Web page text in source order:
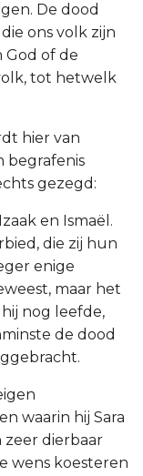
De dood
ons volk zijn
God of de
tot hetwelk
hier van
begrafenis
gezegd:
en Ismaël.
die zij hun
enige
maar het
nog leefde,
de dood
waarin hij Sara
zeer dierbaar
wens koesteren